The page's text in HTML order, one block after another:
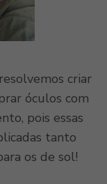
criar
óculos com
pois essas
tanto
os de sol!